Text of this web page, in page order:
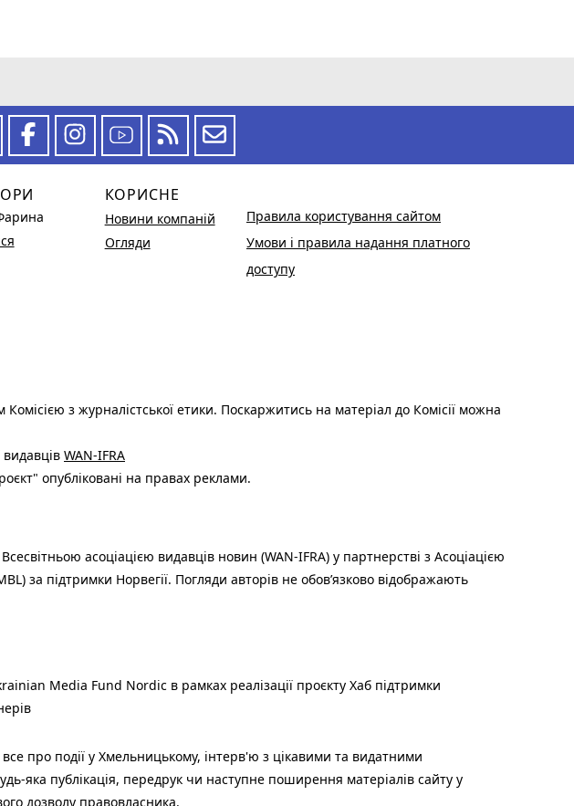
КОРИСНЕ
Новини компаній
Огляди
Правила користування сайтом
Умови і правила надання платного
доступу
з журналістської етики. Поскаржитись на матеріал до Комісії можна
видавців WAN-IFRA
опубліковані на правах реклами.
асоціацією видавців новин (WAN-IFRA) у партнерстві з Асоціацією
за підтримки Норвегії. Погляди авторів не обов’язково відображають
Media Fund Nordic в рамках реалізації проєкту Хаб підтримки
про події у Хмельницькому, інтерв'ю з цікавими та видатними
яка публiкацiя, передрук чи наступне поширення матеріалів сайту у
дозволу правовласника.